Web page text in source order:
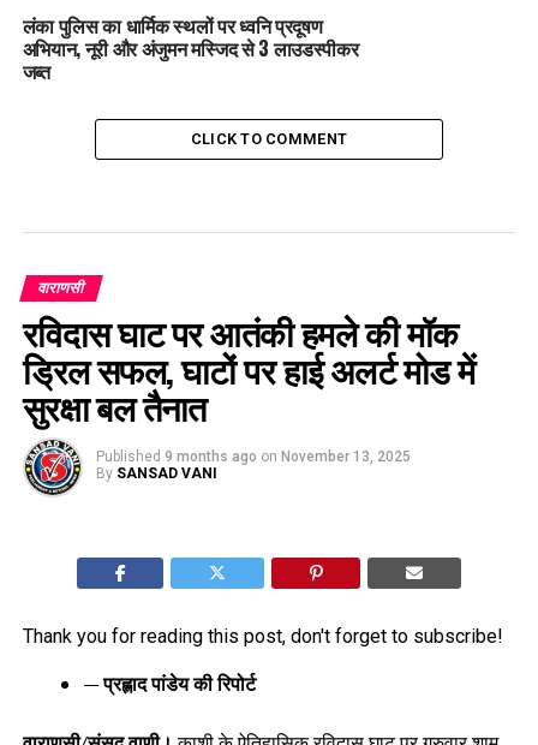
लंका पुलिस का धार्मिक स्थलों पर ध्वनि प्रदूषण
अभियान, नूरी और अंजुमन मस्जिद से 3 लाउडस्पीकर
जब्त
CLICK TO COMMENT
वाराणसी
रविदास घाट पर आतंकी हमले की मॉक
ड्रिल सफल, घाटों पर हाई अलर्ट मोड में
सुरक्षा बल तैनात
Published 9 months ago on November 13, 2025
By SANSAD VANI
Thank you for reading this post, don't forget to subscribe!
— प्रह्लाद पांडेय की रिपोर्ट